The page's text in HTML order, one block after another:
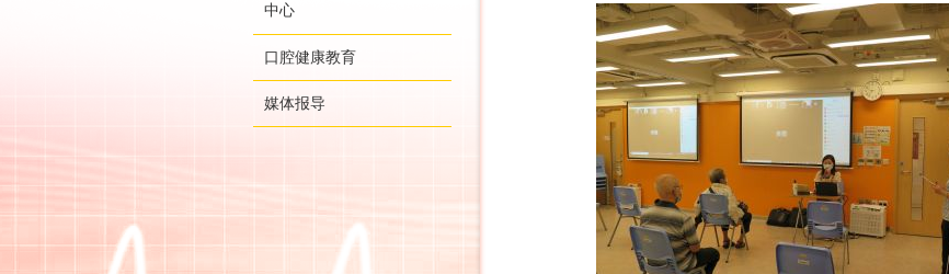
中心
口腔健康教育
媒体报导